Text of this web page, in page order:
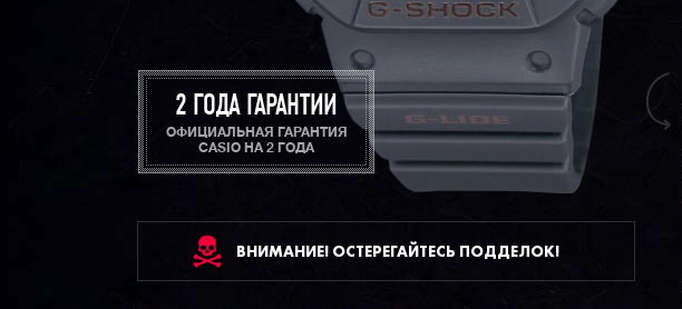
2 ГОДА ГАРАНТИИ
ОФИЦИАЛЬНАЯ ГАРАНТИЯ
CASIO НА 2 ГОДА
ВНИМАНИЕ! ОСТЕРЕГАЙТЕСЬ ПОДДЕЛОК!